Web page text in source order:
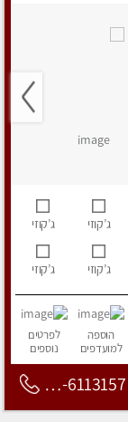
ג’קוזי ג’קוזי
ג’קוזי ג’קוזי
הוספה
למועדפים
לפרטים
נוספים
שם מלא: 053-6113157